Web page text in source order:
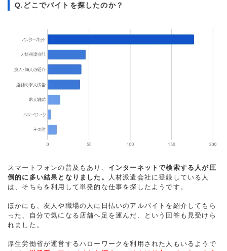
Q.どこでバイトを探したのか？
スマートフォンの普及もあり、 インターネットで検索する人が圧
倒的に多い結果となりました。
人材派遣会社に登録している人
は、そちらを利用して単発的な仕事を探したようです。
ほかにも、友人や職場の人に日払いのアルバイトを紹介してもら
った、自分で気になる店舗へ足を運んだ、という回答も見受けら
れました。
厚生労働省が運営するハローワークを利用された人もいるようで